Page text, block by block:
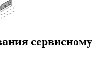
сервисному